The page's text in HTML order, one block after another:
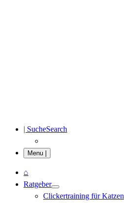
| SucheSearch
Menu |
Menü
⌂
Ratgeber
Clickertraining für Katzen